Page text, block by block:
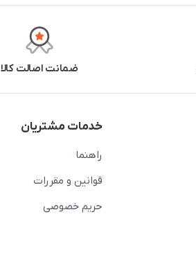
ضمانت اصالت کالا
خدمات مشتریان
راهنما
قوانین و مقررات
حریم خصوصی